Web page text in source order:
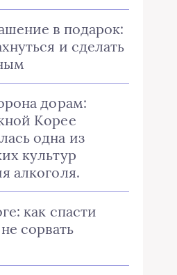
в подарок:
и сделать
дорам:
Корее
одна из
культур
алкоголя.
как спасти
сорвать